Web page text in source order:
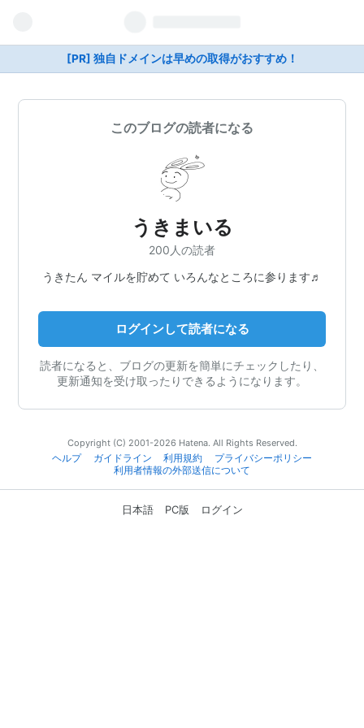
[PR] 独自ドメインは早めの取得がおすすめ！
このブログの読者になる
うきまいる
200人の読者
うきたん マイルを貯めて いろんなところに参ります♬
ログインして読者になる
読者になると、ブログの更新を簡単にチェックしたり、
更新通知を受け取ったりできるようになります。
Copyright (C) 2001-2026 Hatena. All Rights Reserved.
ヘルプ
ガイドライン 利用規約
プライバシーポリシー
利用者情報の外部送信について
日本語 PC版 ログイン